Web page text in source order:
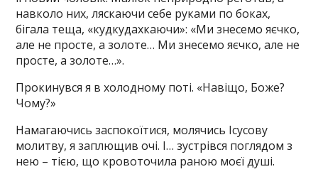
навколо них, ляскаючи себе руками по боках,
бігала теща, «кудкудахкаючи»: «Ми знесемо яєчко,
але не просте, а золоте… Ми знесемо яєчко, але не
просте, а золоте…».
Прокинувся я в холодному поті. «Навіщо, Боже?
Чому?»
Намагаючись заспокоїтися, молячись Ісусову
молитву, я заплющив очі. І… зустрівся поглядом з
нею – тією, що кровоточила раною моєї душі.